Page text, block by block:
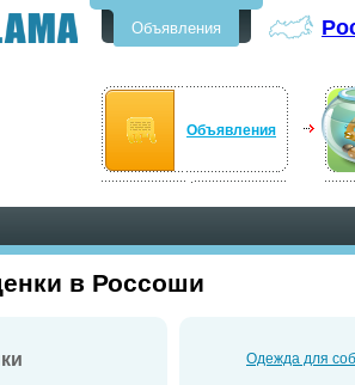
Объявления
Объявления
в Россоши
Одежда для